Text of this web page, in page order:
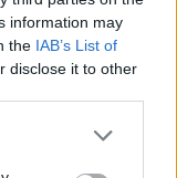
information may
the IAB’s List of
disclose it to other
αρχές
τις
για απειλές
μελών της